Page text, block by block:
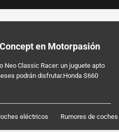
en Motorpasión
Neo Classic Racer: un juguete apto
podrán disfrutar.Honda S660
eléctricos Rumores de coches